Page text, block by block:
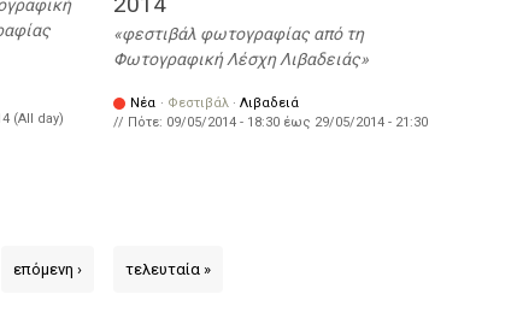
(All day)
φεστιβάλ φωτογραφίας από τη
Φωτογραφική Λέσχη Λιβαδειάς
Νέα · Φεστιβάλ · Λιβαδειά
// Πότε: 09/05/2014 - 18:30 έως 29/05/2014 - 21:30
επόμενη › τελευταία »